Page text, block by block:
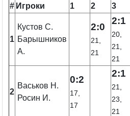
# Игроки 1 2 3
1
Кустов С.
Барышников
А.
2:0
21,
21
2:1
20,
21,
21
2
Васьков Н.
Росин И.
0:2
17,
17
2:1
21,
23,
21